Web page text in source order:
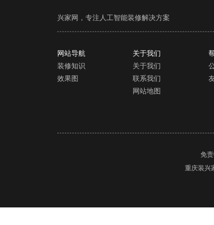
兴家网，专注人工智能装修解决方案
网站导航
装修知识
效果图
关于我们
关于我们
联系我们
网站地图
免
重庆装兴